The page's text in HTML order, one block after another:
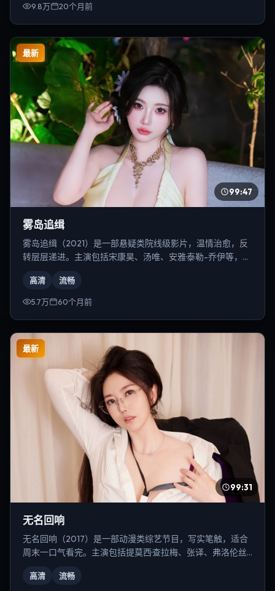
9.8万 20个月前
最新
99:47
雾岛追缉
雾岛追缉（2021）是一部悬疑类院线级影片，温情治愈，反
转层层递进。主演包括宋康昊、汤唯、安雅·泰勒-乔伊等，导
高清 流畅
5.7万 60个月前
最新
99:31
无名回响
无名回响（2017）是一部动漫类综艺节目，写实笔触，适合
周末一口气看完。主演包括提莫西·查拉梅、张译、弗洛伦丝·
高清 流畅